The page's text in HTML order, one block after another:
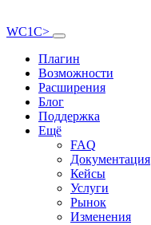
WC1C>
Плагин
Возможности
Расширения
Блог
Поддержка
Ещё
FAQ
Документация
Кейсы
Услуги
Рынок
Изменения